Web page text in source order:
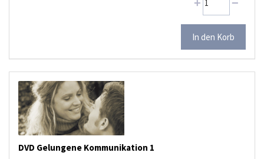
DVD Gelungene Kommunikation 1